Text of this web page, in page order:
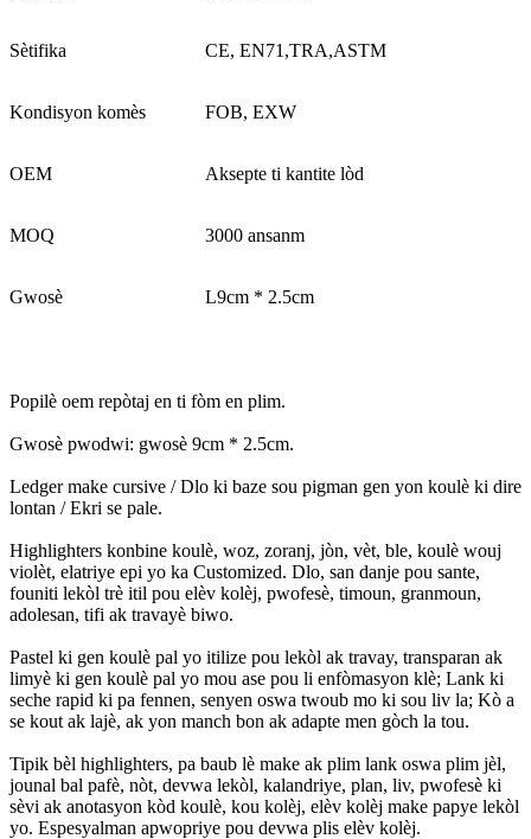
Sètifika CE, EN71,TRA,ASTM
Kondisyon komès FOB, EXW
OEM Aksepte ti kantite lòd
MOQ 3000 ansanm
Gwosè L9cm * 2.5cm
Popilè oem repòtaj en ti fòm en plim.
Gwosè pwodwi: gwosè 9cm * 2.5cm.
Ledger make cursive / Dlo ki baze sou pigman gen yon koulè ki dire
lontan / Ekri se pale.
Highlighters konbine koulè, woz, zoranj, jòn, vèt, ble, koulè wouj
violèt, elatriye epi yo ka Customized. Dlo, san danje pou sante,
founiti lekòl trè itil pou elèv kolèj, pwofesè, timoun, granmoun,
adolesan, tifi ak travayè biwo.
Pastel ki gen koulè pal yo itilize pou lekòl ak travay, transparan ak
limyè ki gen koulè pal yo mou ase pou li enfòmasyon klè; Lank ki
seche rapid ki pa fennen, senyen oswa twoub mo ki sou liv la; Kò a
se kout ak lajè, ak yon manch bon ak adapte men gòch la tou.
Tipik bèl highlighters, pa baub lè make ak plim lank oswa plim jèl,
jounal bal pafè, nòt, devwa lekòl, kalandriye, plan, liv, pwofesè ki
sèvi ak anotasyon kòd koulè, kou kolèj, elèv kolèj make papye lekòl
yo. Espesyalman apwopriye pou devwa plis elèv kolèj.